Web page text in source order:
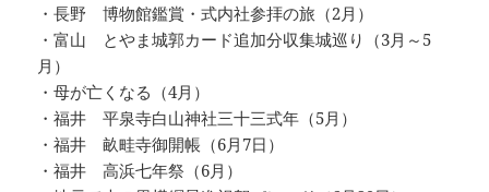
・長野 博物館鑑賞・式内社参拝の旅（2月）
・富山 とやま城郭カード追加分収集城巡り（3月～5
月）
・母が亡くなる（4月）
・福井 平泉寺白山神社三十三式年（5月）
・福井 畝畦寺御開帳（6月7日）
・福井 高浜七年祭（6月）